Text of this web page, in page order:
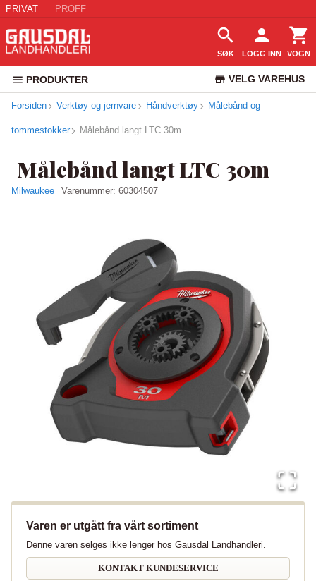
PRIVAT PROFF
SØK LOGG INN VOGN
PRODUKTER VELG VAREHUS
KUNDESERVICE
Forsiden Verktøy og jernvare Håndverktøy Målebånd og
tommestokker Målebånd langt LTC 30m
Målebånd langt LTC 30m
Milwaukee Varenummer: 60304507
Varen er utgått fra vårt sortiment
Denne varen selges ikke lenger hos Gausdal Landhandleri.
KONTAKT KUNDESERVICE